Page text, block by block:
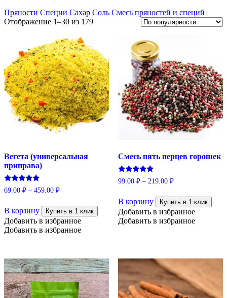
Пряности Специи Сахар Соль Смесь пряностей и специй
Отображение 1–30 из 179
Вегета (универсальная
приправа)
Оценка
5.00
69.00 ₽ – 459.00 ₽
В корзинутовар
имеет
несколько
можно
выбрать
на
странице
товара.
Купить в 1 клик
Добавить в избранное
Добавить в избранное
Смесь пять перцев горошек
Оценка
5.00
99.00 ₽– 219.00 ₽
В корзинутовар
имеет
несколько
выбрать
на
странице
товара.
Купить в 1 клик
Добавить в избранное
Добавить в избранное